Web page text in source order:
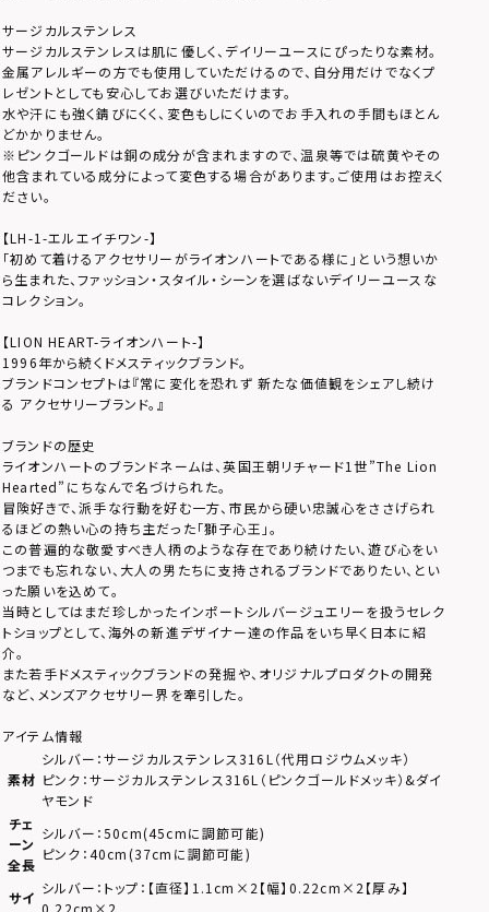
サージカルステンレス
サージカルステンレスは肌に優しく、デイリーユースにぴったりな素材。
金属アレルギーの方でも使用していただけるので、自分用だけでなくプ
レゼントとしても安心してお選びいただけます。
水や汗にも強く錆びにくく、変色もしにくいのでお手入れの手間もほとん
どかかりません。
※ピンクゴールドは銅の成分が含まれますので、温泉等では硫黄やその
他含まれている成分によって変色する場合があります。ご使用はお控えく
ださい。
【LH-1-エルエイチワン-】
「初めて着けるアクセサリーがライオンハートである様に」という想いか
ら生まれた、ファッション・スタイル・シーンを選ばないデイリーユースな
コレクション。
【LION HEART-ライオンハート-】
1996年から続くドメスティックブランド。
ブランドコンセプトは『常に変化を恐れず 新たな価値観をシェアし続け
る アクセサリーブランド。』
ブランドの歴史
ライオンハートのブランドネームは、英国王朝リチャード1世”The Lion
Hearted”にちなんで名づけられた。
冒険好きで、派手な行動を好む一方、市民から硬い忠誠心をささげられ
るほどの熱い心の持ち主だった「獅子心王」。
この普遍的な敬愛すべき人柄のような存在であり続けたい、遊び心をい
つまでも忘れない、大人の男たちに支持されるブランドでありたい、とい
った願いを込めて。
当時としてはまだ珍しかったインポートシルバージュエリーを扱うセレク
トショップとして、海外の新進デザイナー達の作品をいち早く日本に紹
介。
また若手ドメスティックブランドの発掘や、オリジナルプロダクトの開発
など、メンズアクセサリー界を牽引した。
アイテム情報
素材
シルバー：サージカルステンレス316L（代用ロジウムメッキ）
ピンク：サージカルステンレス316L（ピンクゴールドメッキ）&ダイ
ヤモンド
チェ
ーン
全長
シルバー：50cm(45cmに調節可能)
ピンク：40cm(37cmに調節可能)
サイ
シルバー：トップ：【直径】1.1cm×2【幅】0.22cm×2【厚み】